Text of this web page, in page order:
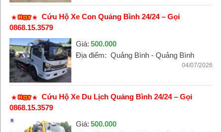
Cứu Hộ Xe Con Quảng Bình 24/24 – Gọi
0868.15.3579
Giá: 500.000
Địa điểm: Quảng Bình - Quảng Bình
04/07/2026
Cứu Hộ Xe Du Lịch Quảng Bình 24/24 – Gọi
0868.15.3579
Giá: 500.000